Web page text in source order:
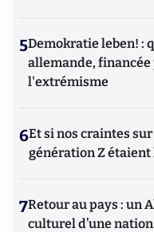
5Demokratie leben! :
allemande,
l'extrémisme
6Et si nos craintes
génération Z
7Retour au pays : un
culturel d’une nation